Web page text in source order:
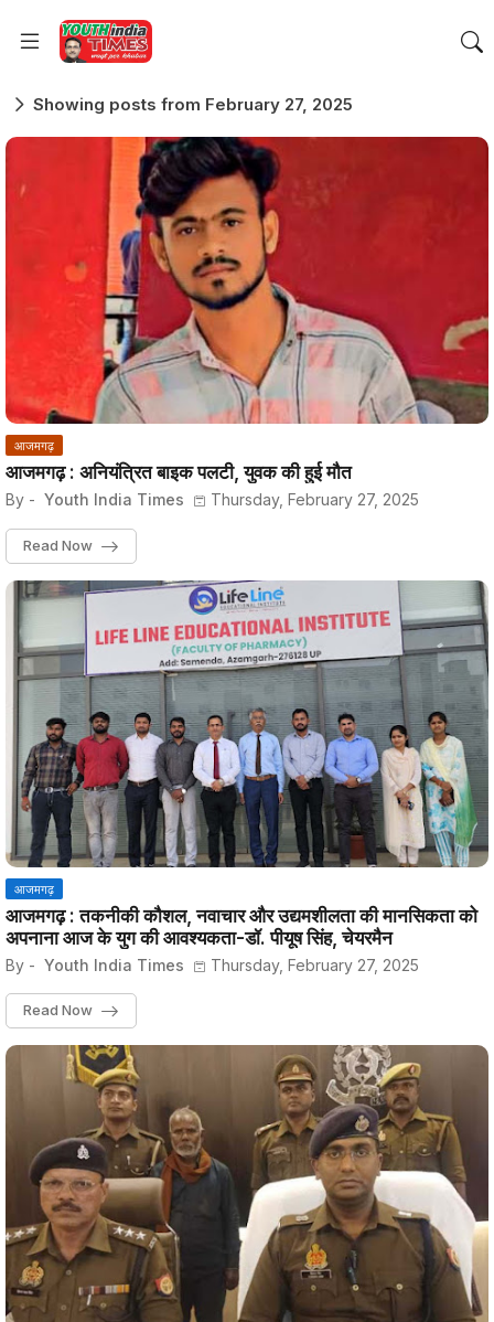
Showing posts from February 27, 2025
आजमगढ़
आजमगढ़ : अनियंत्रित बाइक पलटी, युवक की हुई मौत
By - Youth India Times Thursday, February 27, 2025
Read Now
आजमगढ़
आजमगढ़ : तकनीकी कौशल, नवाचार और उद्यमशीलता की मानसिकता को
अपनाना आज के युग की आवश्यकता-डॉ. पीयूष सिंह, चेयरमैन
By - Youth India Times Thursday, February 27, 2025
Read Now